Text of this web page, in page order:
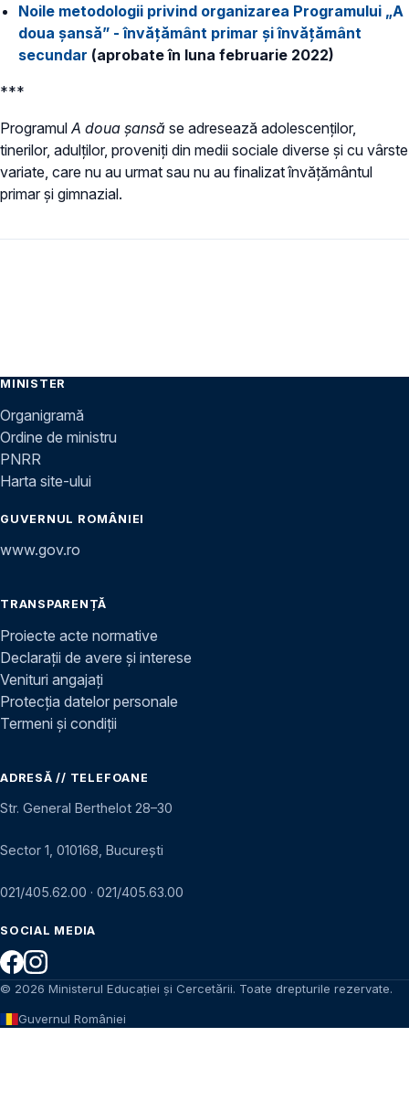
Noile metodologii privind organizarea Programului „A
doua șansă” - învățământ primar și învățământ
secundar (aprobate în luna februarie 2022)
***
ProgramulA doua şansă se adresează adolescenţilor,
tinerilor, adulţilor, proveniţi din medii sociale diverse şi cu vârste
variate, care nu au urmat sau nu au finalizat învăţământul
primar și gimnazial.
MINISTER
Organigramă
Ordine de ministru
PNRR
Harta site-ului
GUVERNUL ROMÂNIEI
www.gov.ro
TRANSPARENȚĂ
Proiecte acte normative
Declarații de avere și interese
Venituri angajați
Protecția datelor personale
Termeni și condiții
ADRESĂ // TELEFOANE
Str. General Berthelot 28–30
Sector 1, 010168, București
021/405.62.00 · 021/405.63.00
SOCIAL MEDIA
© 2026 Ministerul Educației și Cercetării. Toate drepturile rezervate.
Guvernul României